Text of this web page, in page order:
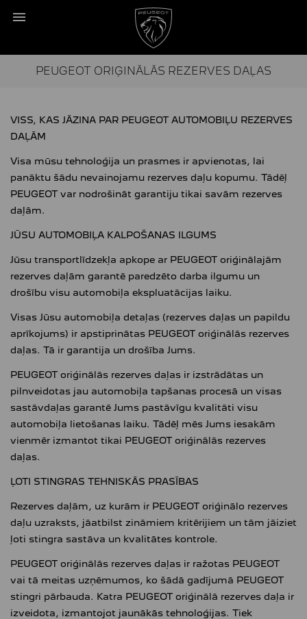
PEUGEOT ORIĢINĀLĀS REZERVES DAĻAS
VISS, KAS JĀZINA PAR PEUGEOT AUTOMOBIĻU REZERVES
DAĻĀM
Visa mūsu tehnoloģija un prasmes ir apvienotas, lai
panāktu šādu nevainojamu rezerves daļu kopumu. Tādēļ
PEUGEOT var nodrošināt garantiju tikai savām rezerves
daļām.
JŪSU AUTOMOBIĻA KALPOŠANAS ILGUMS
Jūsu transportlīdzekļa apkope ar PEUGEOT oriģinālajām
rezerves daļām garantē paredzēto darba ilgumu un
drošību visu automobiļa ekspluatācijas laiku.
Visas Jūsu automobiļa detaļas (rezerves daļas un papildu
aprīkojums) ir apstiprinātas PEUGEOT oriģinālās rezerves
daļas. Tā ir garantija un drošība Jums.
PEUGEOT oriģinālās rezerves daļas ir izstrādātas un
pilnveidotas jau automobiļa tapšanas procesā un visas
sastāvdaļas garantē Jums pastāvīgu kvalitāti visu
automobiļa lietošanas laiku. Tādēļ mēs Jums iesakām
vienmēr izmantot tikai PEUGEOT oriģinālās rezerves
daļas.
ĻOTI STINGRAS TEHNISKĀS PRASĪBAS
Rezerves daļām, uz kurām ir PEUGEOT oriģinālo rezerves
daļu uzraksts, jāatbilst zināmiem kritērijiem un tām jāiziet
ļoti stingra sastāva un kvalitātes kontrole.
PEUGEOT oriģinālās rezerves daļas ir ražotas PEUGEOT
vai tā meitas uzņēmumos, ko šādā gadījumā PEUGEOT
stingri pārbauda. Katra PEUGEOT oriģinālā rezerves daļa ir
izveidota, izmantojot jaunākās tehnoloģijas. Tiek